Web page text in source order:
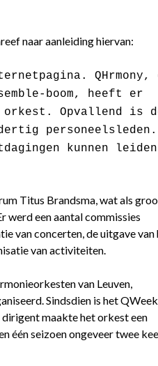
naar aanleiding hiervan:
QHrmony,
boom, heeft er
Opvallend is
personeelsleden.
kunnen leiden
Titus Brandsma, wat als
werd een aantal commissies
van concerten, de uitgave van
van activiteiten.
van Leuven,
Sindsdien is het
maakte het orkest een
één seizoen ongeveer twee